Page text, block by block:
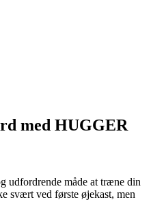
med HUGGER
udfordrende måde at træne din
svært ved første øjekast, men